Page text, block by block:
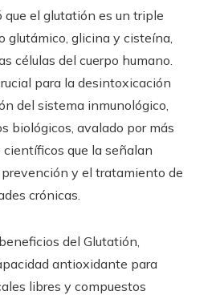
que el glutatión es un triple
glutámico, glicina y cisteína,
células del cuerpo humano.
para la desintoxicación
del sistema inmunológico,
biológicos, avalado por más
que la señalan
y el tratamiento de
crónicas.
del Glutatión,
antioxidante para
libres y compuestos